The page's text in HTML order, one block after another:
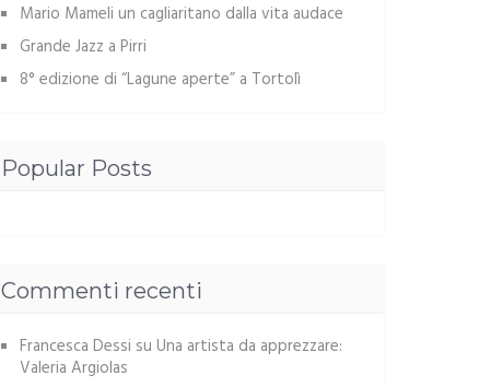
Mario Mameli un cagliaritano dalla vita audace
Grande Jazz a Pirri
8° edizione di “Lagune aperte” a Tortolì
Popular Posts
Commenti recenti
Francesca Dessi su Una artista da apprezzare:
Valeria Argiolas